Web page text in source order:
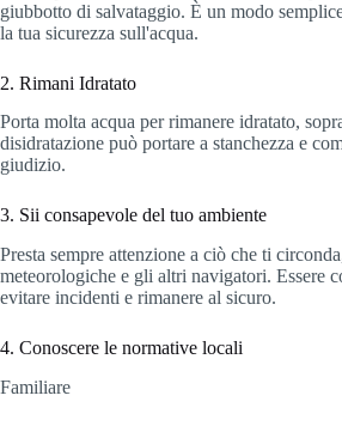
giubbotto di salvataggio. È un modo
la tua sicurezza sull'acqua.
2. Rimani Idratato
Porta molta acqua per rimanere idratato,
disidratazione può portare a stanchezza e
giudizio.
3. Sii consapevole del tuo ambiente
Presta sempre attenzione a ciò che ti
meteorologiche e gli altri navigatori. Essere
evitare incidenti e rimanere al sicuro.
4. Conoscere le normative locali
Familiare